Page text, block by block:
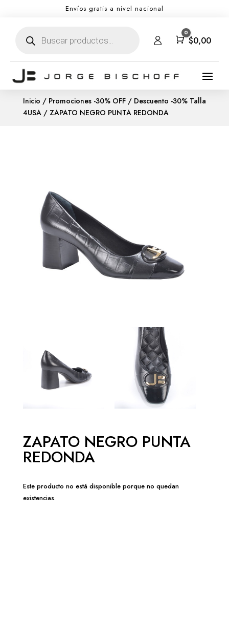
Envíos gratis a nivel nacional
productos Carro
0
$0,00
Inicio / Promociones -30% OFF/ Descuento -30% Talla
4USA/ ZAPATO NEGRO PUNTA REDONDA
ZAPATO NEGRO PUNTA
REDONDA
Este producto no está disponible porque no quedan
existencias.